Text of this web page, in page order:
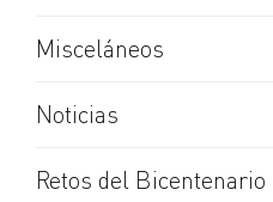
Misceláneos
Noticias
Retos del Bicentenario